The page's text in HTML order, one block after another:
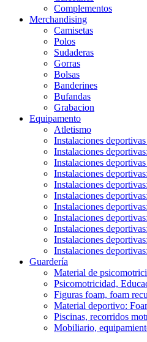
Complementos
Merchandising
Camisetas
Polos
Sudaderas
Gorras
Bolsas
Banderines
Bufandas
Grabacion
Equipamento
Atletismo
Instalaciones
Instalaciones
Instalaciones
Instalaciones
Instalaciones
Instalaciones
Instalaciones
Instalaciones
Instalaciones
Instalaciones
Instalaciones
Guardería
Material de
Psicomotricidad,
Figuras foam, foam
Material deportivo:
Piscinas, recorridos
Mobiliario,